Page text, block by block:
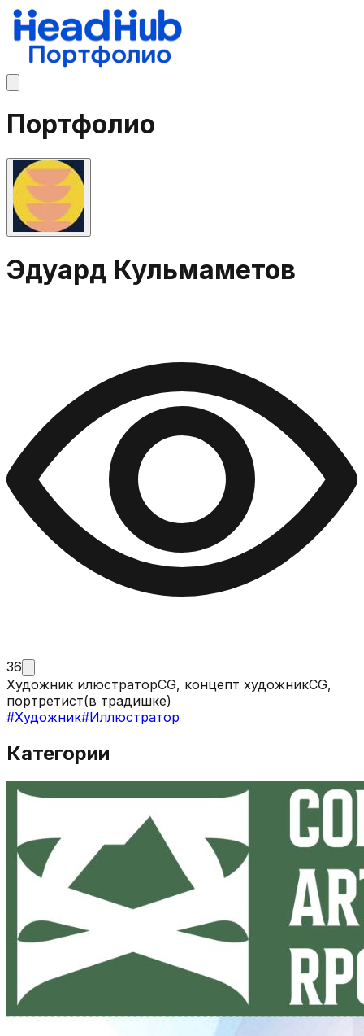
Портфолио
Эдуард Кульмаметов
36
Художник илюстраторCG, концепт художникCG,
портретист(в традишке)
#Художник#Иллюстратор
Категории